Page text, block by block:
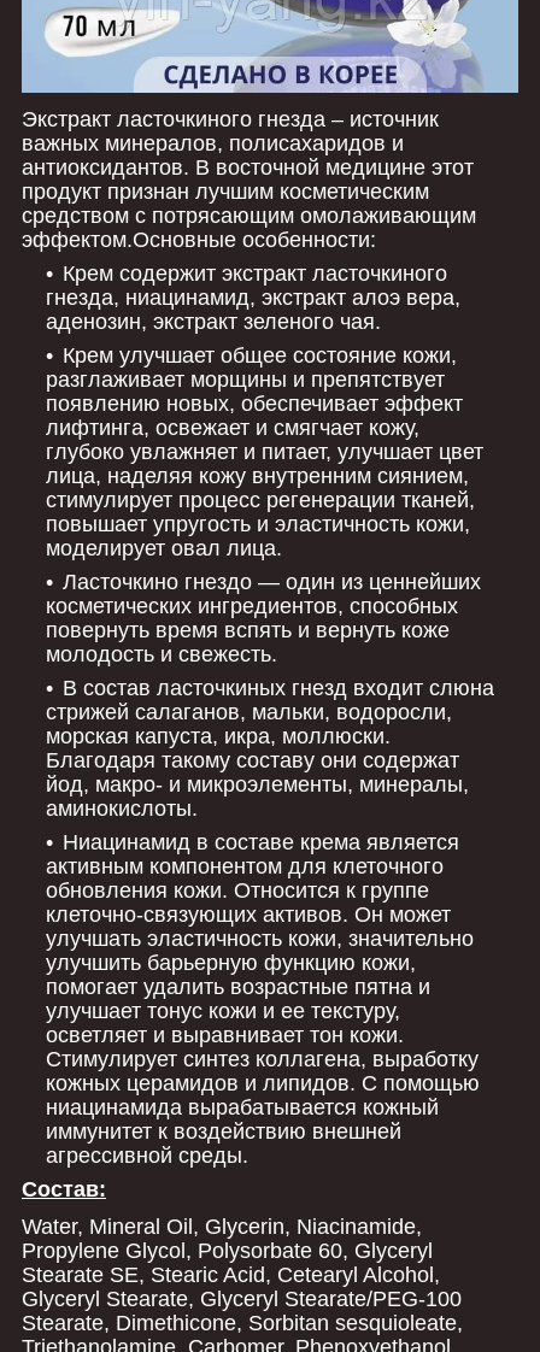
Экстракт ласточкиного гнезда – источник
важных минералов, полисахаридов и
антиоксидантов. В восточной медицине этот
продукт признан лучшим косметическим
средством с потрясающим омолаживающим
эффектом.Основные особенности:
Крем содержит экстракт ласточкиного
гнезда, ниацинамид, экстракт алоэ вера,
аденозин, экстракт зеленого чая.
Крем улучшает общее состояние кожи,
разглаживает морщины и препятствует
появлению новых, обеспечивает эффект
лифтинга, освежает и смягчает кожу,
глубоко увлажняет и питает, улучшает цвет
лица, наделяя кожу внутренним сиянием,
стимулирует процесс регенерации тканей,
повышает упругость и эластичность кожи,
моделирует овал лица.
Ласточкино гнездо — один из ценнейших
косметических ингредиентов, способных
повернуть время вспять и вернуть коже
молодость и свежесть.
В состав ласточкиных гнезд входит слюна
стрижей салаганов, мальки, водоросли,
морская капуста, икра, моллюски.
Благодаря такому составу они содержат
йод, макро- и микроэлементы, минералы,
аминокислоты.
Ниацинамид в составе крема является
активным компонентом для клеточного
обновления кожи. Относится к группе
клеточно-связующих активов. Он может
улучшать эластичность кожи, значительно
улучшить барьерную функцию кожи,
помогает удалить возрастные пятна и
улучшает тонус кожи и ее текстуру,
осветляет и выравнивает тон кожи.
Стимулирует синтез коллагена, выработку
кожных церамидов и липидов. С помощью
ниацинамида вырабатывается кожный
иммунитет к воздействию внешней
агрессивной среды.
Состав:
Water, Mineral Oil, Glycerin, Niacinamide,
Propylene Glycol, Polysorbate 60, Glyceryl
Stearate SE, Stearic Acid, Cetearyl Alcohol,
Glyceryl Stearate, Glyceryl Stearate/PEG-100
Stearate, Dimethicone, Sorbitan sesquioleate,
Triethanolamine, Carbomer, Phenoxyethanol,